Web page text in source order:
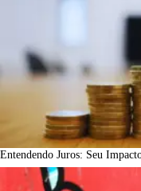
Entendendo Juros: Seu